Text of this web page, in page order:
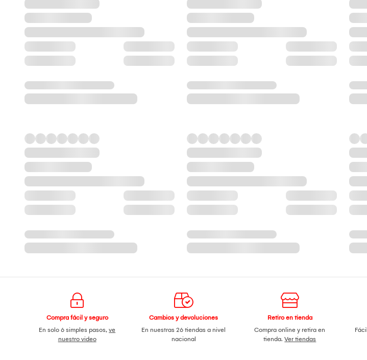
Compra fácil y seguro
En solo 6 simples pasos,ve
nuestro video
Cambios y devoluciones
En nuestras 26 tiendas a nivel
nacional
Retiro en tienda
Compra online y retira en
tienda.Ver tiendas